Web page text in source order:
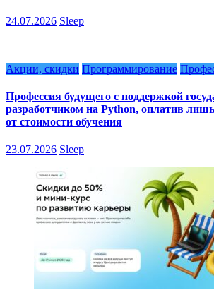
24.07.2026 Sleep
Акции, скидки Программирование
Профессия будущего с поддержкой
разработчиком на Python, оплатив
от стоимости обучения
23.07.2026 Sleep